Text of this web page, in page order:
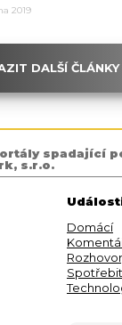
2019
DALŠÍ ČLÁNKY
spadající
s.r.o.
Domácí